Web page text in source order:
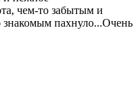
чем-то забытым и
знакомым пахнуло...Очень